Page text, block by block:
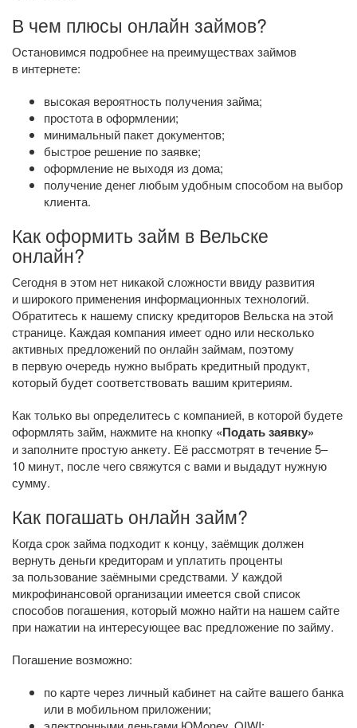
В чем плюсы онлайн займов?
Остановимся подробнее на преимуществах займов
в интернете:
высокая вероятность получения займа;
простота в оформлении;
минимальный пакет документов;
быстрое решение по заявке;
оформление не выходя из дома;
получение денег любым удобным способом на выбор
клиента.
Как оформить займ в Вельске
онлайн?
Сегодня в этом нет никакой сложности ввиду развития
и широкого применения информационных технологий.
Обратитесь к нашему списку кредиторов Вельска на этой
странице. Каждая компания имеет одно или несколько
активных предложений по онлайн займам, поэтому
в первую очередь нужно выбрать кредитный продукт,
который будет соответствовать вашим критериям.
Как только вы определитесь с компанией, в которой будете
оформлять займ, нажмите на кнопку «Подать заявку»
и заполните простую анкету. Её рассмотрят в течение 5–
10 минут, после чего свяжутся с вами и выдадут нужную
сумму.
Как погашать онлайн займ?
Когда срок займа подходит к концу, заёмщик должен
вернуть деньги кредиторам и уплатить проценты
за пользование заёмными средствами. У каждой
микрофинансовой организации имеется свой список
способов погашения, который можно найти на нашем сайте
при нажатии на интересующее вас предложение по займу.
Погашение возможно:
по карте через личный кабинет на сайте вашего банка
или в мобильном приложении;